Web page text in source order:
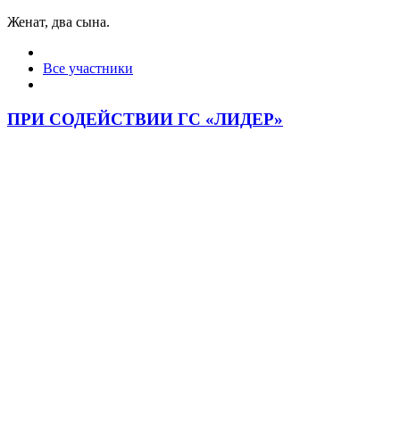
Женат, два сына.
Все участники
ПРИ СОДЕЙСТВИИ ГС «ЛИДЕР»